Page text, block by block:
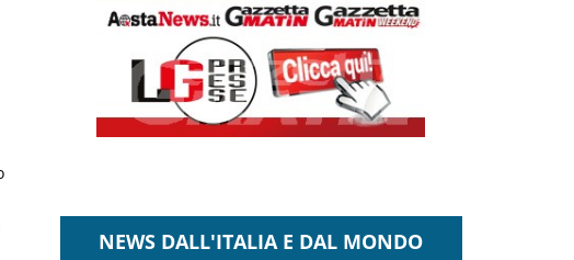
NEWS DALL'ITALIA E DAL MONDO